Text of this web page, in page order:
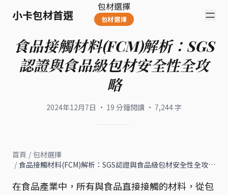
小卡包材首選
包材選擇
包材選擇
食品接觸材料(FCM)解析：SGS
認證與食品級包材安全性全攻
略
2024年12月7日 · 19 分鐘閱讀 · 7,244字
首頁 / 包材選擇
/ 食品接觸材料(FCM)解析：SGS認證與食品級包材安全性全攻…
在食品產業中，所有與食品直接接觸的材料，從包